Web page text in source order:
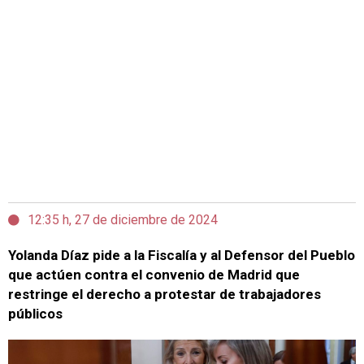
12:35 h, 27 de diciembre de 2024
Yolanda Díaz pide a la Fiscalía y al Defensor del Pueblo
que actúen contra el convenio de Madrid que
restringe el derecho a protestar de trabajadores
públicos